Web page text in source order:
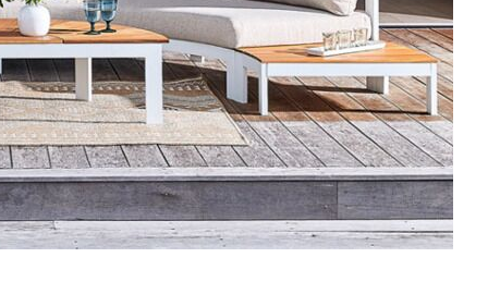
Leather!
JE DÉCOUVRE
DÉCOUVREZ LA COLLECTION 2026